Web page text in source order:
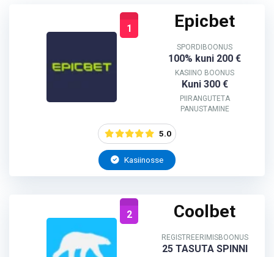
1 Epicbet
SPORDIBOONUS
100% kuni 200 €
KASIINO BOONUS
Kuni 300 €
PIIRANGUTETA
PANUSTAMINE
5.0
Kasiinosse
2 Coolbet
REGISTREERIMISBOONUS
25 TASUTA SPINNI